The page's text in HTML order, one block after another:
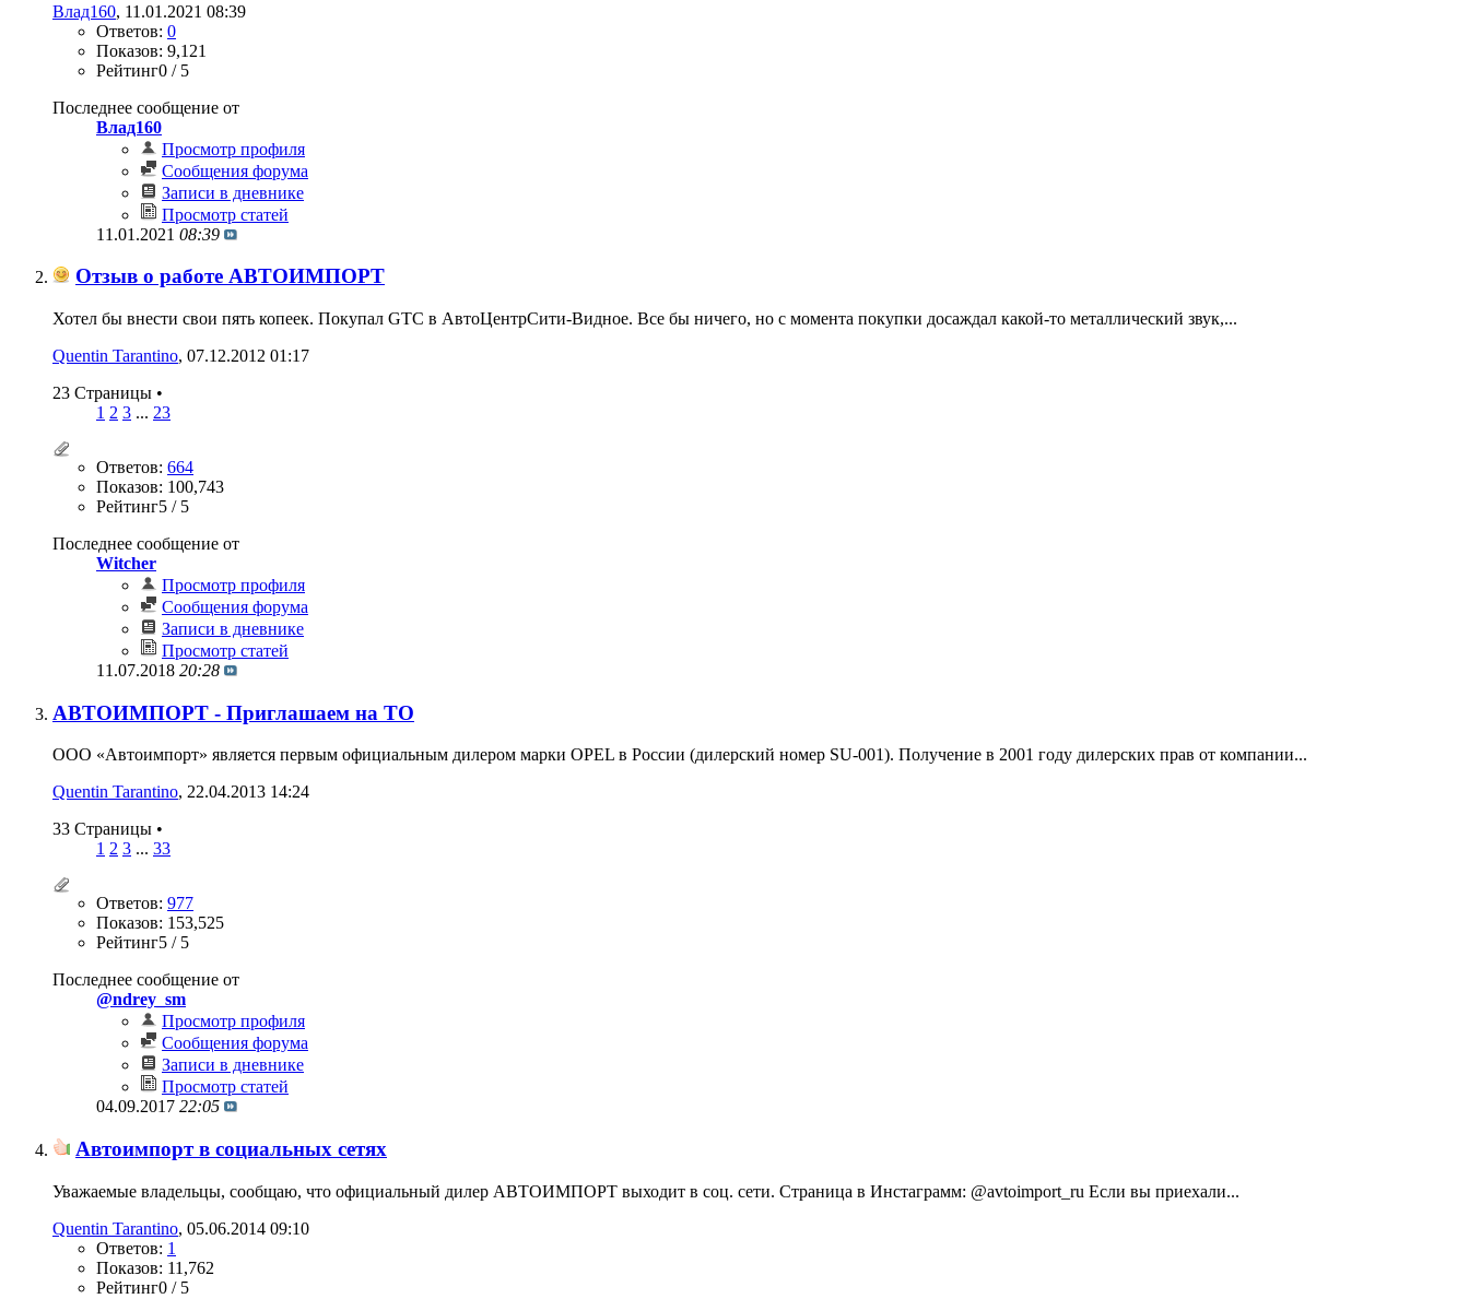
Влад160‎, 11.01.2021 08:39
Ответов: 0
Показов: 9,121
Рейтинг0 / 5
Последнее сообщение от
Влад160
Просмотр профиля
Сообщения форума
Записи в дневнике
Просмотр статей
11.01.2021 08:39
Отзыв о работе АВТОИМПОРТ
Хотел бы внести свои пять копеек. Покупал GTC в АвтоЦентрСити-Видное. Все бы ничего, но с момента покупки досаждал какой-то металлический звук,...
Quentin Tarantino‎, 07.12.2012 01:17
23 Страницы •
1 2 3 ... 23
Ответов: 664
Показов: 100,743
Рейтинг5 / 5
Последнее сообщение от
Witcher
Просмотр профиля
Сообщения форума
Записи в дневнике
Просмотр статей
11.07.2018 20:28
АВТОИМПОРТ - Приглашаем на ТО
ООО «Автоимпорт» является первым официальным дилером марки OPEL в России (дилерский номер SU-001). Получение в 2001 году дилерских прав от компании...
Quentin Tarantino‎, 22.04.2013 14:24
33 Страницы •
1 2 3 ... 33
Ответов: 977
Показов: 153,525
Рейтинг5 / 5
Последнее сообщение от
@ndrey_sm
Просмотр профиля
Сообщения форума
Записи в дневнике
Просмотр статей
04.09.2017 22:05
Автоимпорт в социальных сетях
Уважаемые владельцы, сообщаю, что официальный дилер АВТОИМПОРТ выходит в соц. сети. Страница в Инстаграмм: @avtoimport_ru Если вы приехали...
Quentin Tarantino‎, 05.06.2014 09:10
Ответов: 1
Показов: 11,762
Рейтинг0 / 5